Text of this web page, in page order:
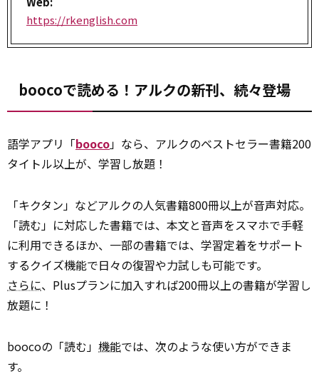
https://rkenglish.com
boocoで読める！アルクの新刊、続々登場
語学アプリ「booco」なら、アルクのベストセラー書籍200
タイトル以上が、学習し放題！
「キクタン」などアルクの人気書籍800冊以上が音声対応。
「読む」に対応した書籍では、本文と音声をスマホで手軽
に利用できるほか、一部の書籍では、学習定着をサポート
するクイズ機能で日々の復習や力試しも可能です。
さらに、Plusプランに加入すれば200冊以上の書籍が学習し
放題に！
boocoの「読む」 機能では、次のような使い方ができま
す。